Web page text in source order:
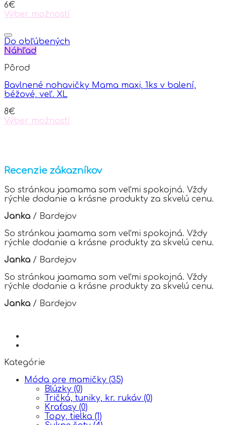
on
the
page
6€
Výber možností
product
has
multiple
The
may
be
on
the
Do obľúbených
Náhľad
Pôrod
Bavlnené nohavičky Mama maxi, 1ks v balení,
béžové, veľ. XL
8€
Výber možností
variants.
The
options
may
be
chosen
on
the
product
page
Recenzie zákazníkov
So stránkou jaamama som veľmi spokojná. Vždy
rýchle dodanie a krásne produkty za skvelú cenu.
Janka / Bardejov
So stránkou jaamama som veľmi spokojná. Vždy
rýchle dodanie a krásne produkty za skvelú cenu.
Janka / Bardejov
So stránkou jaamama som veľmi spokojná. Vždy
rýchle dodanie a krásne produkty za skvelú cenu.
Janka / Bardejov
Kategórie
Móda pre mamičky (35)
Blúzky (0)
Tričká, tuniky, kr. rukáv (0)
Kraťasy (0)
Topy, tielka (1)